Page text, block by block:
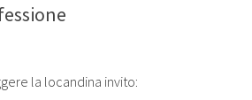
la locandina invito: